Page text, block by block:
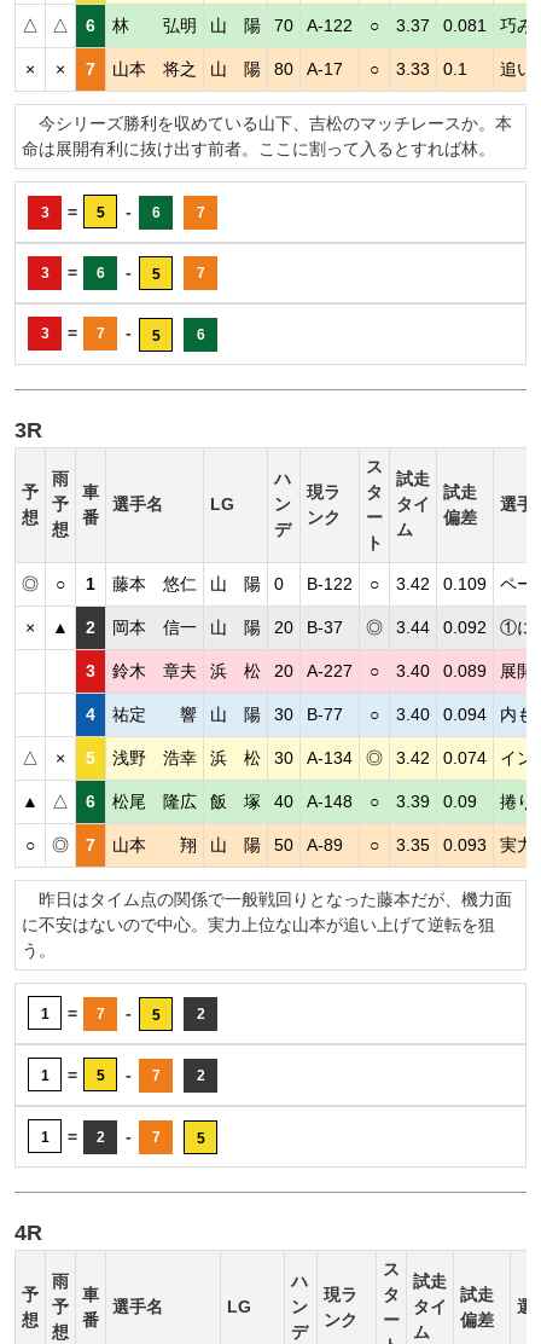
△ △ 6 林 弘明 山 陽 70 A-122 ○ 3.37 0.081 巧み
× × 7 山本 将之 山 陽 80 A-17 ○ 3.33 0.1 追い
今シリーズ勝利を収めている山下、吉松のマッチレースか。本
命は展開有利に抜け出す前者。ここに割って入るとすれば林。
3 = 5 - 6 7
3 = 6 - 5 7
3 = 7 - 5 6
3R
予
想
雨
予
想
車
番
選手名 LG
ハ
ン
デ
現ラ
ンク
ス
タ
ー
ト
試走
タイ
ム
試走
偏差
選手
◎ ○ 1 藤本 悠仁 山 陽 0 B-122 ○ 3.42 0.109 ペー
× ▲ 2 岡本 信一 山 陽 20 B-37 ◎ 3.44 0.092 ①に
3 鈴木 章夫 浜 松 20 A-227 ○ 3.40 0.089 展開
4 祐定 響 山 陽 30 B-77 ○ 3.40 0.094 内も
△ × 5 浅野 浩幸 浜 松 30 A-134 ◎ 3.42 0.074 イン
▲ △ 6 松尾 隆広 飯 塚 40 A-148 ○ 3.39 0.09 捲り
○ ◎ 7 山本 翔 山 陽 50 A-89 ○ 3.35 0.093 実力
昨日はタイム点の関係で一般戦回りとなった藤本だが、機力面
に不安はないので中心。実力上位な山本が追い上げて逆転を狙
う。
1 = 7 - 5 2
1 = 5 - 7 2
1 = 2 - 7 5
4R
予
想
雨
予
想
車
番
選手名 LG
ハ
ン
デ
現ラ
ンク
ス
タ
ー
試走
タイ
ム
試走
偏差
選